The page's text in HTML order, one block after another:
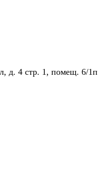
д. 4 стр. 1, помещ. 6/1п